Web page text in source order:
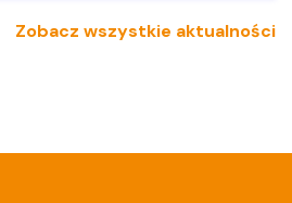
Zobacz wszystkie aktualności